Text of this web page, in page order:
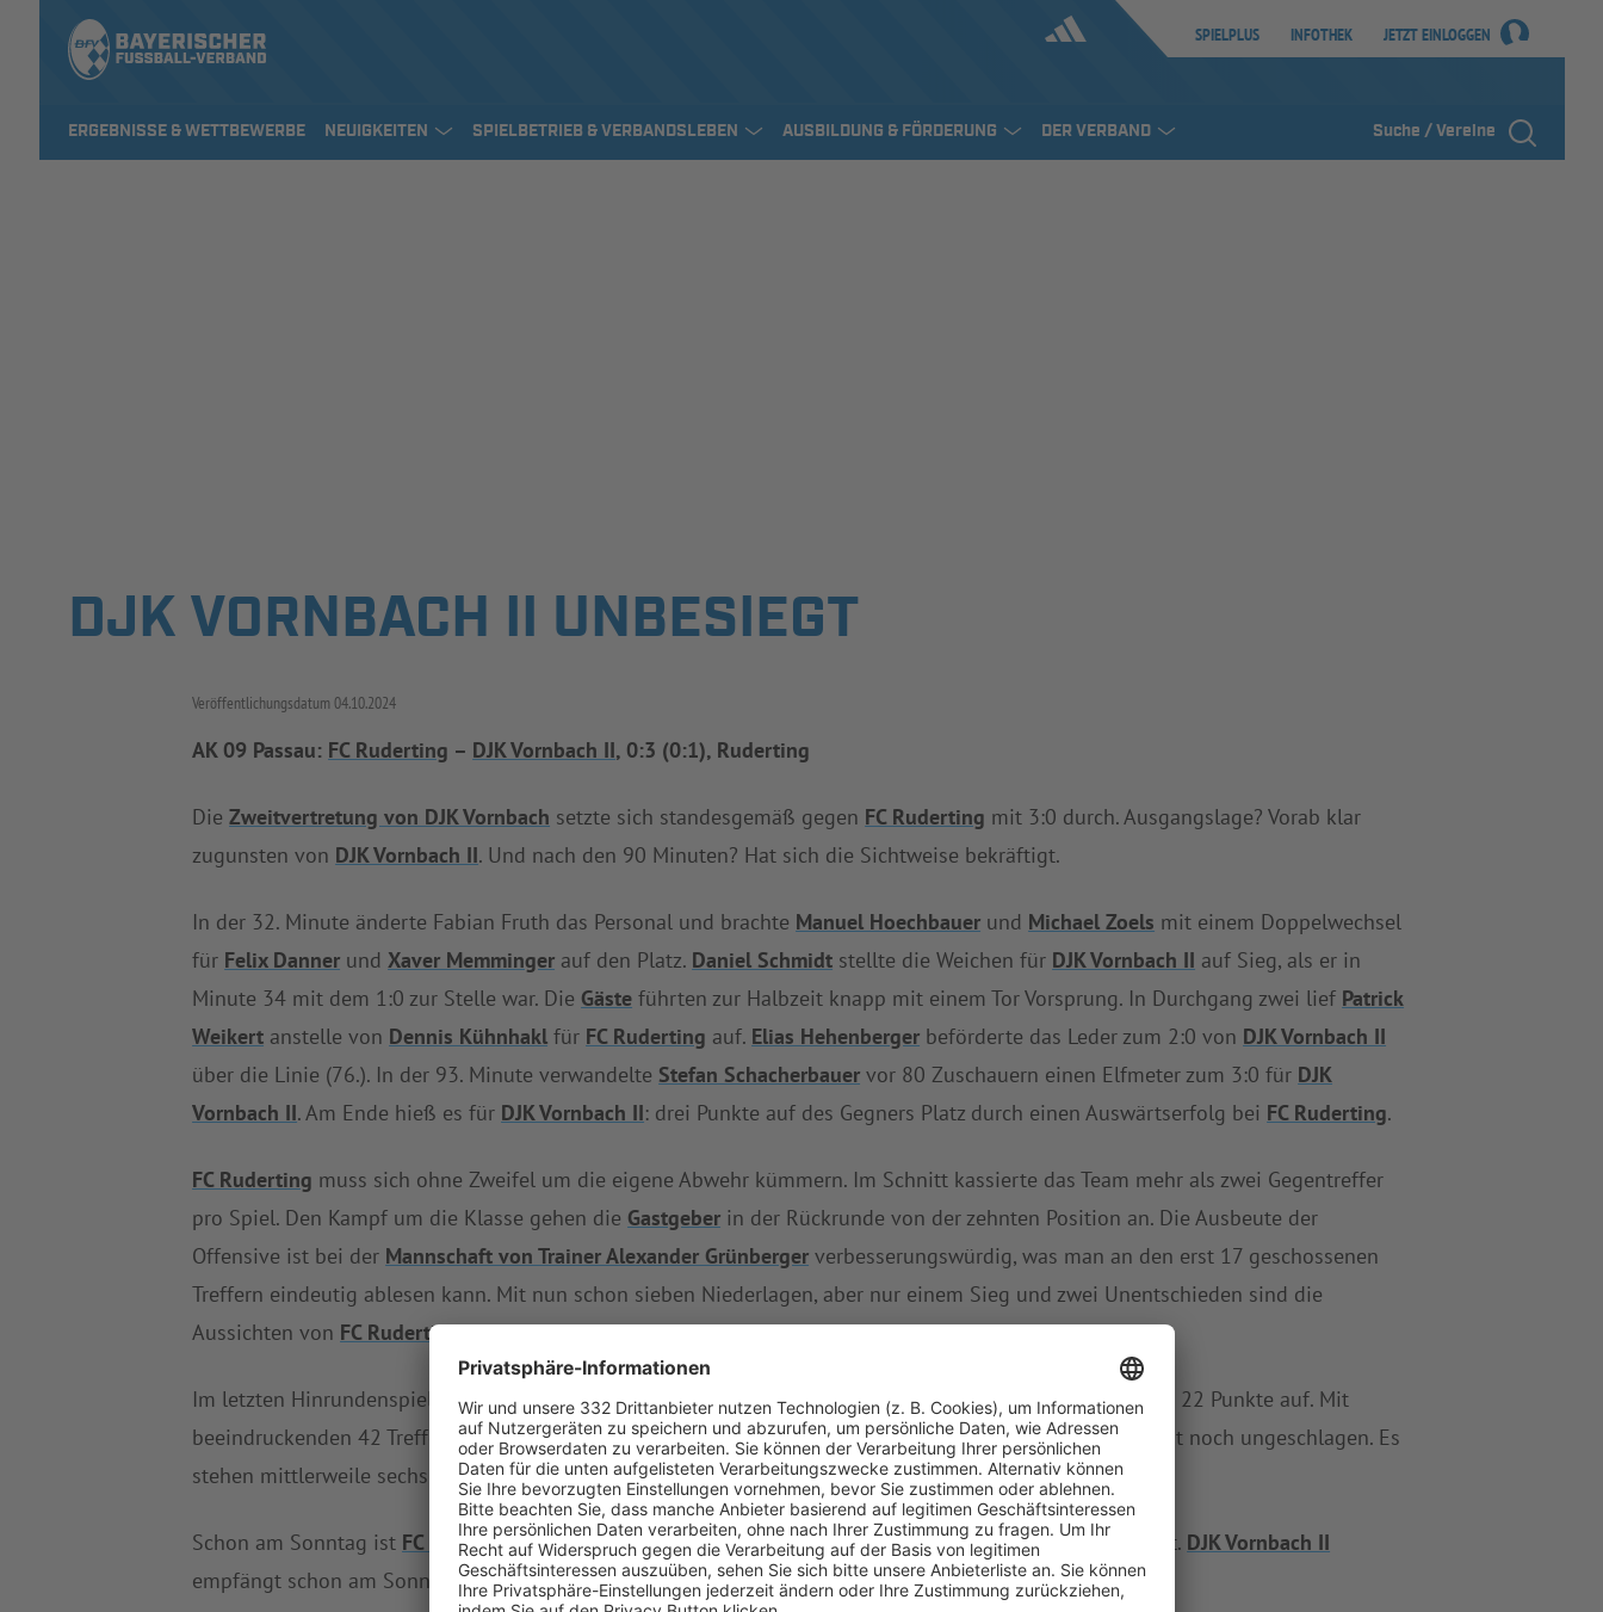
SPIELPLUS INFOTHEK JETZT EINLOGGEN
ERGEBNISSE & WETTBEWERBE NEUIGKEITEN SPIELBETRIEB & VERBANDSLEBEN AUSBILDUNG & FÖRDERUNG DER VERBAND Suche / Vereine
DJK VORNBACH II UNBESIEGT
Veröffentlichungsdatum 04.10.2024
AK 09 Passau: FC Ruderting – DJK Vornbach II, 0:3 (0:1), Ruderting
DieZweitvertretung von DJK Vornbach setzte sich standesgemäß gegen FC Ruderting mit 3:0 durch. Ausgangslage? Vorab klar
zugunsten von DJK Vornbach II. Und nach den 90 Minuten? Hat sich die Sichtweise bekräftigt.
In der 32. Minute änderte Fabian Fruth das Personal und brachte Manuel Hoechbauer und Michael Zoels mit einem Doppelwechsel
für Felix Danner undXaver Memminger auf den Platz. Daniel Schmidt stellte die Weichen für DJK Vornbach II auf Sieg, als er in
Minute 34 mit dem 1:0 zur Stelle war. Die Gäste führten zur Halbzeit knapp mit einem Tor Vorsprung. In Durchgang zwei lief Patrick
Weikert anstelle von Dennis Kühnhakl für FC Ruderting auf. Elias Hehenberger beförderte das Leder zum 2:0 von DJK Vornbach II
über die Linie (76.). In der 93. Minute verwandelte Stefan Schacherbauer vor 80 Zuschauern einen Elfmeter zum 3:0 für DJK
Vornbach II. Am Ende hieß es für DJK Vornbach II: drei Punkte auf des Gegners Platz durch einen Auswärtserfolg bei FC Ruderting.
FC Ruderting muss sich ohne Zweifel um die eigene Abwehr kümmern. Im Schnitt kassierte das Team mehr als zwei Gegentreffer
pro Spiel. Den Kampf um die Klasse gehen die Gastgeber in der Rückrunde von der zehnten Position an. Die Ausbeute der
Offensive ist bei der Mannschaft von Trainer Alexander Grünberger verbesserungswürdig, was man an den erst 17 geschossenen
Treffern eindeutig ablesen kann. Mit nun schon sieben Niederlagen, aber nur einem Sieg und zwei Unentschieden sind die
Aussichten von FC Rudertingalles andere als positiv.
Im letzten Hinrundenspiel errangDJK Vornbach IIdrei Zähler und weist als Tabellenzweiter nun insgesamt 22 Punkte auf. Mit
beeindruckenden 42 Treffern stelltDJK Vornbach IIden besten Angriff der AK 09 Passau. DJK Vornbach II
ist noch ungeschlagen. Es
stehen mittlerweile sechs Siege und vier Unentschieden zu Buche.
Schon am Sonntag ist FC Rudertingwieder gefordert, wenn man beiSG Neukirchen/Inn/Engertsh.gastiert. DJK Vornbach II
empfängt schon am Sonntag dieReserve von DJK Passau Westals nächsten Gegner.